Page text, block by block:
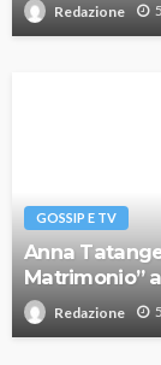
Redazione
GOSSIP E TV
Anna
Matrimonio”
Redazione